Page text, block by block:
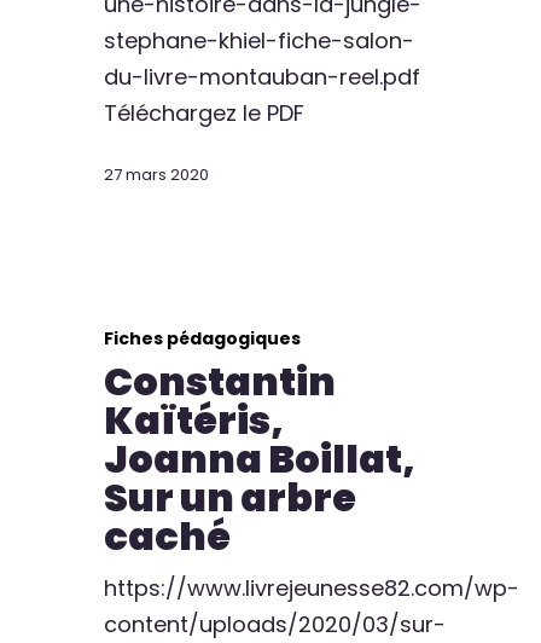
stephane-khiel-fiche-salon-
du-livre-montauban-reel.pdf
Téléchargez le PDF
27 mars 2020
Fiches pédagogiques
Constantin
Kaïtéris,
Joanna Boillat,
Sur un arbre
caché
https://www.livrejeunesse82.com/wp-
content/uploads/2020/03/sur-